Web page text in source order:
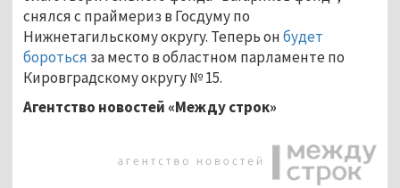
снялся с праймериз в Госдуму по
Нижнетагильскому округу. Теперь онбудет
бороться за место в областном парламенте по
Кировградскому округу № 15.
Агентство новостей «Между строк»